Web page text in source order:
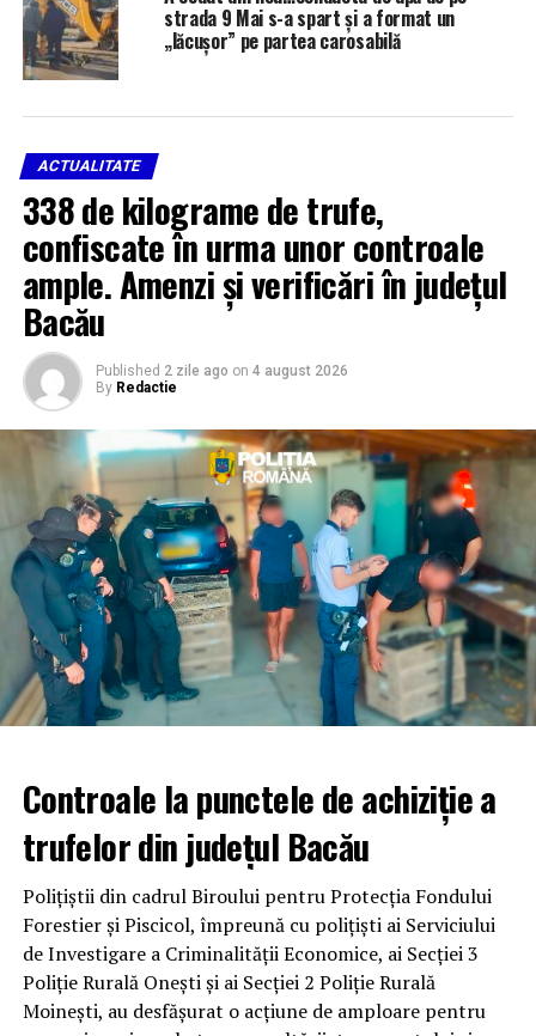
strada 9 Mai s-a spart și a format un
„lăcușor” pe partea carosabilă
ACTUALITATE
338 de kilograme de trufe,
confiscate în urma unor controale
ample. Amenzi și verificări în județul
Bacău
Published 2 zile ago on 4 august 2026
By Redactie
Controale la punctele de achiziție a
trufelor din județul Bacău
Polițiștii din cadrul Biroului pentru Protecția Fondului
Forestier și Piscicol, împreună cu polițiști ai Serviciului
de Investigare a Criminalității Economice, ai Secției 3
Poliție Rurală Onești și ai Secției 2 Poliție Rurală
Moinești, au desfășurat o acțiune de amploare pentru